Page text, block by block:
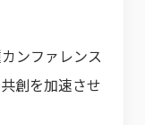
ンファレンス
創を加速させ